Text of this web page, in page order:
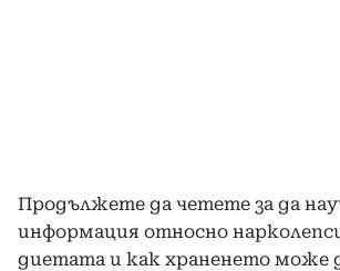
Продължете да четете за да
информация относно
диетата и как храненето може